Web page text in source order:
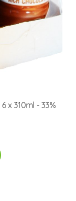
x 310ml - 33%